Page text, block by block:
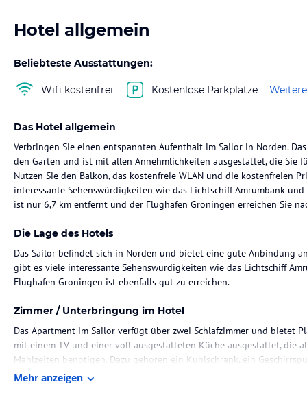
Hotel allgemein
Beliebteste Ausstattungen:
Wifi kostenfrei Kostenlose Parkplätze
Das Hotel allgemein
Verbringen Sie einen entspannten Aufenthalt im Sailor in Norden.
den Garten und ist mit allen Annehmlichkeiten ausgestattet, die Sie
Nutzen Sie den Balkon, das kostenfreie WLAN und die kostenfreien
interessante Sehenswürdigkeiten wie das Lichtschiff Amrumbank
ist nur 6,7 km entfernt und der Flughafen Groningen erreichen Sie
Die Lage des Hotels
Das Sailor befindet sich in Norden und bietet eine gute Anbindung
gibt es viele interessante Sehenswürdigkeiten wie das Lichtschiff
Flughafen Groningen ist ebenfalls gut zu erreichen.
Zimmer / Unterbringung im Hotel
Das Apartment im Sailor verfügt über zwei Schlafzimmer und bietet
mit einem TV und einer voll ausgestatteten Küche ausgestattet, die
Mahlzeiten benötigen. Dazu gehören ein Kühlschrank, ein
Mikrowelle. Genießen Sie den Komfort und die Annehmlichkeiten
Mehr anzeigen